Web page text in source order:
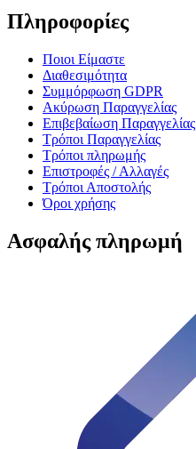
Πληροφορίες
Ποιοι Είμαστε
Διαθεσιμότητα
Συμμόρφωση GDPR
Ακύρωση Παραγγελίας
Επιβεβαίωση Παραγγελίας
Τρόποι Παραγγελίας
Τρόποι πληρωμής
Επιστροφές / Αλλαγές
Τρόποι Αποστολής
Όροι χρήσης
Ασφαλής πληρωμή